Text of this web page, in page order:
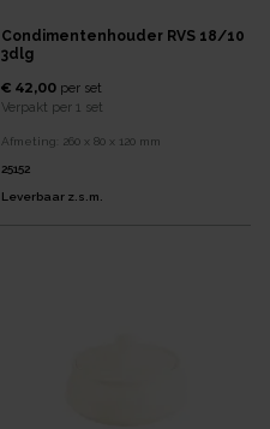
Condimentenhouder RVS 18/10
3dlg
€ 42,00 per set
Verpakt per 1 set
Afmeting: 260 x 80 x 120 mm
25152
Leverbaar z.s.m.